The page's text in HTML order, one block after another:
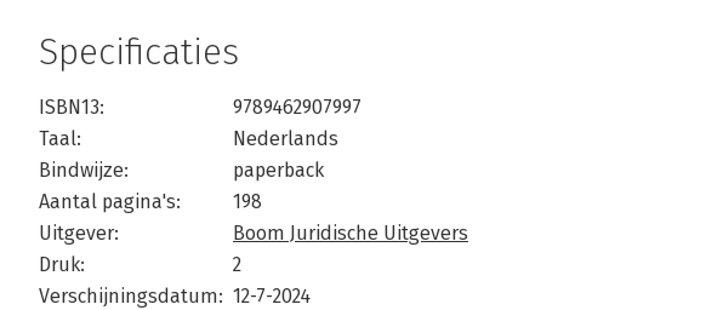
Specificaties
ISBN13:
9789462907997
Taal:
Nederlands
Bindwijze:
paperback
Aantal pagina's:
198
Uitgever:
Boom Juridische Uitgevers
Druk:
2
Verschijningsdatum: 12-7-2024